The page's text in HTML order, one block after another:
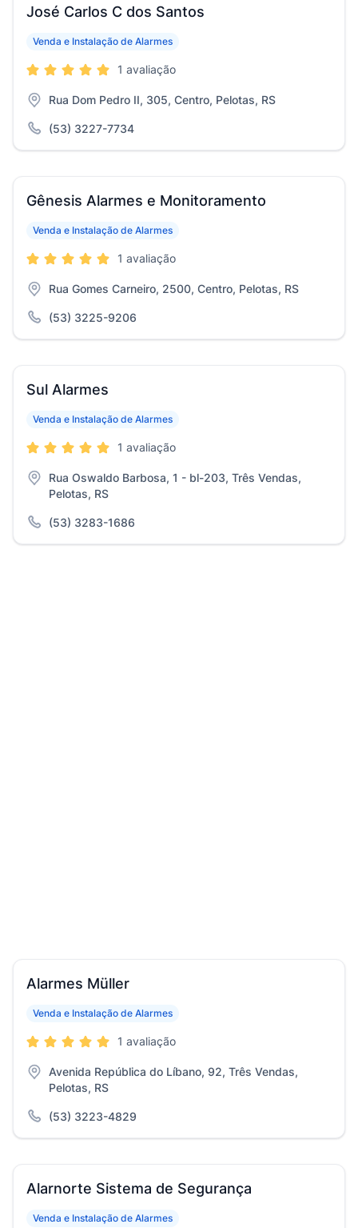
José Carlos C dos Santos
Venda e Instalação de Alarmes
1 avaliação
Rua Dom Pedro II, 305, Centro, Pelotas, RS
(53) 3227-7734
Gênesis Alarmes e Monitoramento
Venda e Instalação de Alarmes
1 avaliação
Rua Gomes Carneiro, 2500, Centro, Pelotas, RS
(53) 3225-9206
Sul Alarmes
Venda e Instalação de Alarmes
1 avaliação
Rua Oswaldo Barbosa, 1 - bl-203, Três Vendas,
Pelotas, RS
(53) 3283-1686
Alarmes Müller
Venda e Instalação de Alarmes
1 avaliação
Avenida República do Líbano, 92, Três Vendas,
Pelotas, RS
(53) 3223-4829
Alarnorte Sistema de Segurança
Venda e Instalação de Alarmes